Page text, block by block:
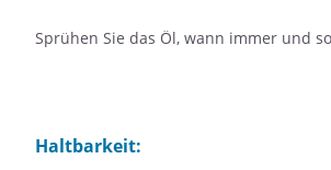
Sprühen Sie das Öl, wann immer und
Haltbarkeit: